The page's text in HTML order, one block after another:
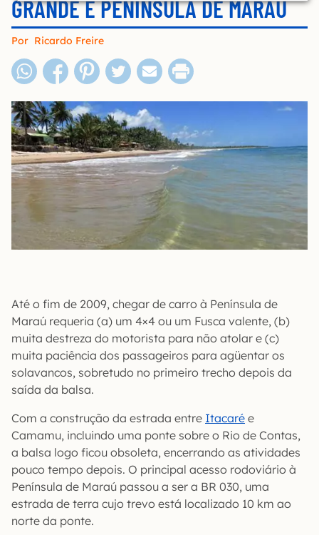
GRANDE E PENÍNSULA DE MARAÚ
Por Ricardo Freire
Até o fim de 2009, chegar de carro à Península de
Maraú requeria (a) um 4×4 ou um Fusca valente, (b)
muita destreza do motorista para não atolar e (c)
muita paciência dos passageiros para agüentar os
solavancos, sobretudo no primeiro trecho depois da
saída da balsa.
Com a construção da estrada entre Itacaré e
Camamu, incluindo uma ponte sobre o Rio de Contas,
a balsa logo ficou obsoleta, encerrando as atividades
pouco tempo depois. O principal acesso rodoviário à
Península de Maraú passou a ser a BR 030, uma
estrada de terra cujo trevo está localizado 10 km ao
norte da ponte.